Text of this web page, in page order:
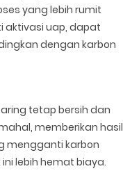
yang lebih rumit
aktivasi uap, dapat
dengan karbon
tetap bersih dan
memberikan hasil
mengganti karbon
lebih hemat biaya.